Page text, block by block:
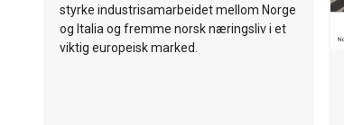
styrke industrisamarbeidet mellom Norge
og Italia og fremme norsk næringsliv i et
viktig europeisk marked.